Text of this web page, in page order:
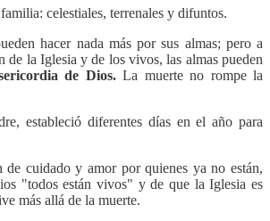
celestiales, terrenales y difuntos.
hacer nada más por sus almas; pero a
de la Iglesia y de los vivos, las almas pueden
de Dios.La muerte no rompe la
estableció diferentes días en el año para
de cuidado y amor por quienes ya no están,
"todos están vivos" y de que la Iglesia es
más allá de la muerte.